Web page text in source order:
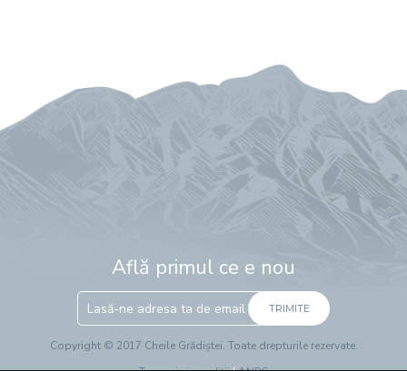
Află primul ce e nou
TRIMITE
Copyright © 2017 Cheile Grădiștei. Toate drepturile rezervate.